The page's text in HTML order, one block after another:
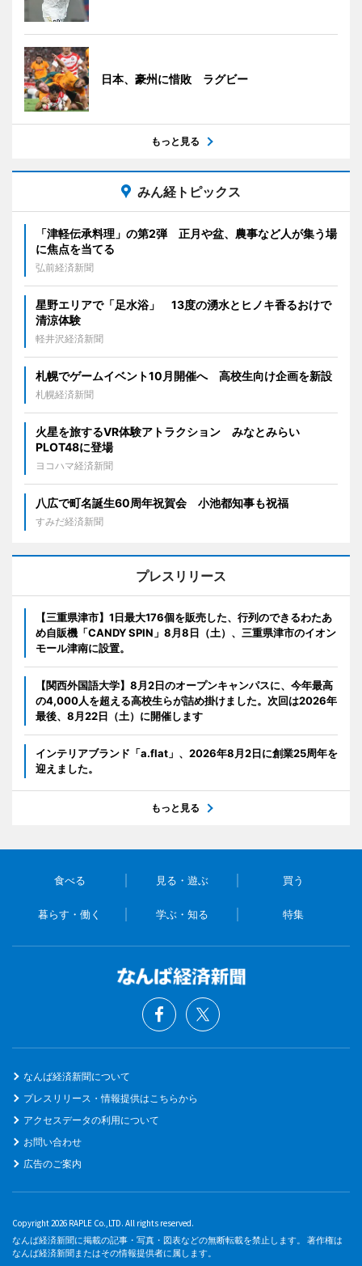
日本、豪州に惜敗 ラグビー
もっと見る
みん経トピックス
「津軽伝承料理」の第2弾 正月や盆、農事など人が集う場
に焦点を当てる
弘前経済新聞
星野エリアで「足水浴」 13度の湧水とヒノキ香るおけで
清涼体験
軽井沢経済新聞
札幌でゲームイベント10月開催へ 高校生向け企画を新設
札幌経済新聞
火星を旅するVR体験アトラクション みなとみらい
PLOT48に登場
ヨコハマ経済新聞
八広で町名誕生60周年祝賀会 小池都知事も祝福
すみだ経済新聞
プレスリリース
【三重県津市】1日最大176個を販売した、行列のできるわたあ
め自販機「CANDY SPIN」8月8日（土）、三重県津市のイオン
モール津南に設置。
【関西外国語大学】8月2日のオープンキャンパスに、今年最高
の4,000人を超える高校生らが詰め掛けました。次回は2026年
最後、8月22日（土）に開催します
インテリアブランド「a.flat」、2026年8月2日に創業25周年を
迎えました。
もっと見る
食べる 見る・遊ぶ 買う
暮らす・働く 学ぶ・知る 特集
なんば経済新聞について
プレスリリース・情報提供はこちらから
アクセスデータの利用について
お問い合わせ
広告のご案内
Copyright 2026 RAPLE Co.,LTD. All rights reserved.
なんば経済新聞に掲載の記事・写真・図表などの無断転載を禁止します。 著作権は
なんば経済新聞またはその情報提供者に属します。